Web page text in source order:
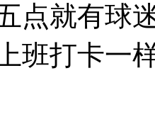
点就有球
班打卡一